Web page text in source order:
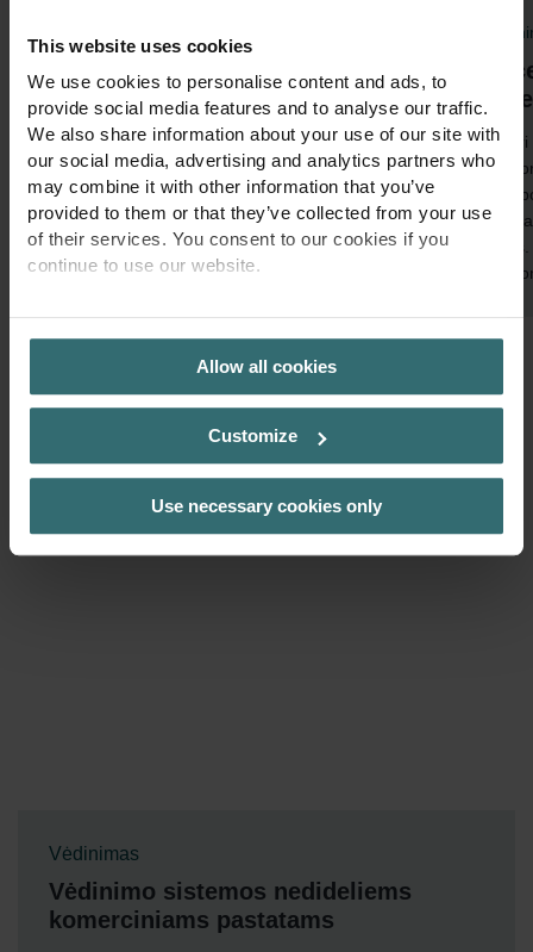
This website uses cookies
We use cookies to personalise content and ads, to
provide social media features and to analyse our traffic.
We also share information about your use of our site with
our social media, advertising and analytics partners who
may combine it with other information that you’ve
provided to them or that they’ve collected from your use
of their services. You consent to our cookies if you
continue to use our website.
PRIVACY POLICY
Allow all cookies
Customize
Use necessary cookies only
Oro vėsinimas
„Zehnder“ išmanioji vėdinimo technologija gali
intuityviai vėsinti. Ji užtikrina malonų patalpų
mikroklimatą papildomai vėsindama ir
sausindama patalpos orą. Dėl to patalpose
maloniai vėsu net ir karštomis dienomis.
Vėdinimas
Vėdinimo sistemos nedideliems
komerciniams pastatams